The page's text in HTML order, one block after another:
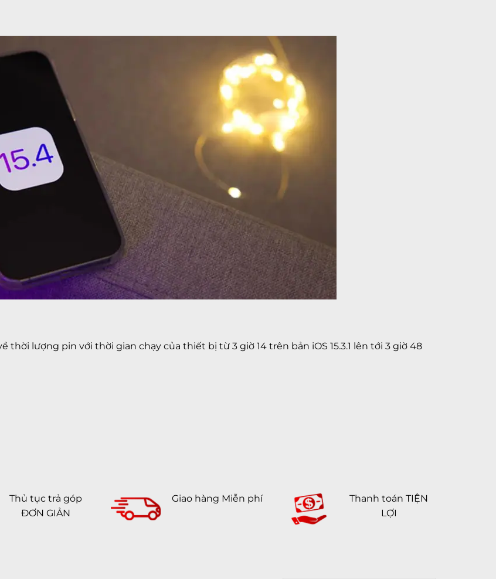
thời lượng pin với thời gian chạy của thiết bị từ 3 giờ 14 trên bản iOS 15.3.1 lên tới 3 giờ 48
Thủ tục trả góp
ĐƠN GIẢN
Giao hàng Miễn phí
Thanh toán TIỆN
LỢI